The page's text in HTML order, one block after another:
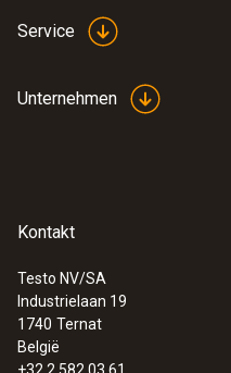
Service
Unternehmen
Kontakt
Testo NV/SA
Industrielaan 19
1740 Ternat
België